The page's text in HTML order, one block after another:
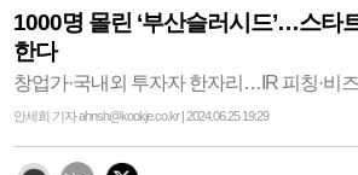
1000명 몰린 ‘부산슬러시드’…스타
한다
창업가·국내외 투자자 한자리…IR 피칭·비
안세희 기자 ahnsh@kookje.co.kr | 2024.06.25 19:29